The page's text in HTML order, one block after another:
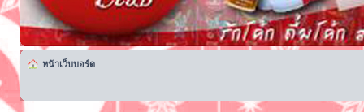
หน้าเว็บบอร์ด